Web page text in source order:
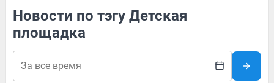
Новости по тэгу Детская
площадка